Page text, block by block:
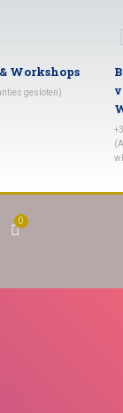
Workshops
gesloten)
0